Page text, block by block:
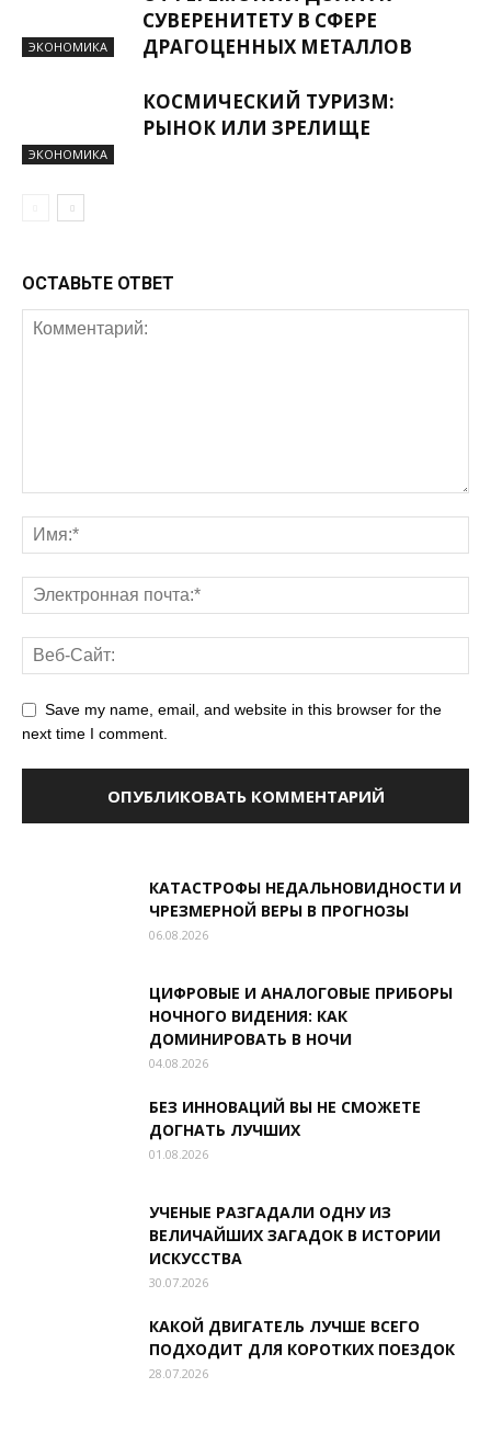
ЭКОНОМИКА
СУВЕРЕНИТЕТУ В СФЕРЕ
ДРАГОЦЕННЫХ МЕТАЛЛОВ
ЭКОНОМИКА
КОСМИЧЕСКИЙ ТУРИЗМ:
РЫНОК ИЛИ ЗРЕЛИЩЕ
ОСТАВЬТЕ ОТВЕТ
Save my name, email, and website in this browser for the
next time I comment.
КАТАСТРОФЫ НЕДАЛЬНОВИДНОСТИ И
ЧРЕЗМЕРНОЙ ВЕРЫ В ПРОГНОЗЫ
06.08.2026
ЦИФРОВЫЕ И АНАЛОГОВЫЕ ПРИБОРЫ
НОЧНОГО ВИДЕНИЯ: КАК
ДОМИНИРОВАТЬ В НОЧИ
04.08.2026
БЕЗ ИННОВАЦИЙ ВЫ НЕ СМОЖЕТЕ
ДОГНАТЬ ЛУЧШИХ
01.08.2026
УЧЕНЫЕ РАЗГАДАЛИ ОДНУ ИЗ
ВЕЛИЧАЙШИХ ЗАГАДОК В ИСТОРИИ
ИСКУССТВА
30.07.2026
КАКОЙ ДВИГАТЕЛЬ ЛУЧШЕ ВСЕГО
ПОДХОДИТ ДЛЯ КОРОТКИХ ПОЕЗДОК
28.07.2026